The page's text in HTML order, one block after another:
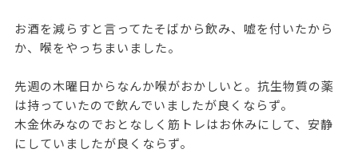
お酒を減らすと言ってたそばから飲み、嘘を付いたから
か、喉をやっちまいました。
先週の木曜日からなんか喉がおかしいと。抗生物質の薬
は持っていたので飲んでいましたが良くならず。
木金休みなのでおとなしく筋トレはお休みにして、安静
にしていましたが良くならず。